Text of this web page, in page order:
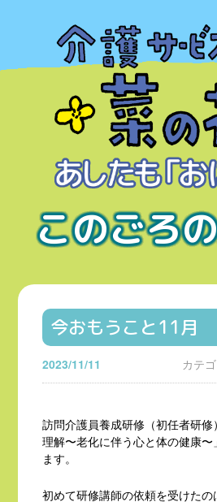
このごろ
今おもうこと11月
2023/11/11 カテ
訪問介護員養成研修（初任者研
理解〜老化に伴う心と体の健康〜
ます。
初めて研修講師の依頼を受けた